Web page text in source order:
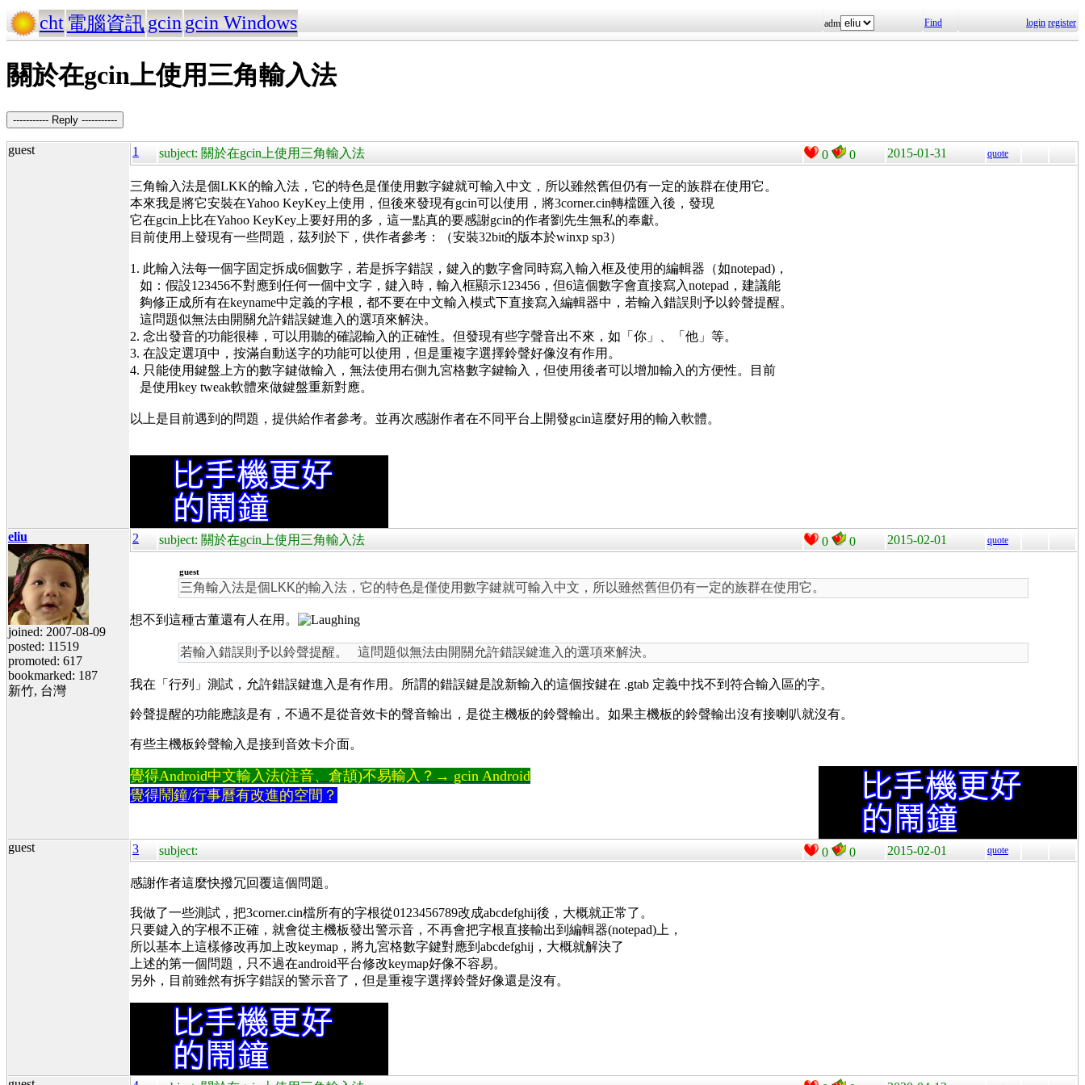
cht 電腦資訊 gcin gcin Windows adm Find login register
關於在gcin上使用三角輸入法
----------- Reply -----------
guest 1 subject: 關於在gcin上使用三角輸入法 0 0 2015-01-31 quote
三角輸入法是個LKK的輸入法，它的特色是僅使用數字鍵就可輸入中文，所以雖然舊但仍有一定的族群在使用它。
本來我是將它安裝在Yahoo KeyKey上使用，但後來發現有gcin可以使用，將3corner.cin轉檔匯入後，發現
它在gcin上比在Yahoo KeyKey上要好用的多，這一點真的要感謝gcin的作者劉先生無私的奉獻。
目前使用上發現有一些問題，茲列於下，供作者參考：（安裝32bit的版本於winxp sp3）
1. 此輸入法每一個字固定拆成6個數字，若是拆字錯誤，鍵入的數字會同時寫入輸入框及使用的編輯器（如notepad)，
如：假設123456不對應到任何一個中文字，鍵入時，輸入框顯示123456，但6這個數字會直接寫入notepad，建議能
夠修正成所有在keyname中定義的字根，都不要在中文輸入模式下直接寫入編輯器中，若輸入錯誤則予以鈴聲提醒。
這問題似無法由開關允許錯誤鍵進入的選項來解決。
2. 念出發音的功能很棒，可以用聽的確認輸入的正確性。但發現有些字聲音出不來，如「你」、「他」等。
3. 在設定選項中，按滿自動送字的功能可以使用，但是重複字選擇鈴聲好像沒有作用。
4. 只能使用鍵盤上方的數字鍵做輸入，無法使用右側九宮格數字鍵輸入，但使用後者可以增加輸入的方便性。目前
是使用key tweak軟體來做鍵盤重新對應。
以上是目前遇到的問題，提供給作者參考。並再次感謝作者在不同平台上開發gcin這麼好用的輸入軟體。
eliu
joined: 2007-08-09
posted: 11519
promoted: 617
bookmarked: 187
新竹, 台灣
2 subject: 關於在gcin上使用三角輸入法 0 0 2015-02-01 quote
guest
三角輸入法是個LKK的輸入法，它的特色是僅使用數字鍵就可輸入中文，所以雖然舊但仍有一定的族群在使用它。
想不到這種古董還有人在用。
若輸入錯誤則予以鈴聲提醒。 這問題似無法由開關允許錯誤鍵進入的選項來解決。
我在「行列」測試， 允許錯誤鍵進入是有作用。所謂的錯誤鍵是說新輸入的這個按鍵在 .gtab 定義中找不到符合輸入區的字。
鈴聲提醒的功能應該是有，不過不是從音效卡的聲音輸出，是從主機板的鈴聲輸出。如果主機板的鈴聲輸出沒有接喇叭就沒有。
有些主機板鈴聲輸入是接到音效卡介面。
覺得Android中文輸入法(注音、倉頡)不易輸入？→ gcin Android
覺得鬧鐘/行事曆有改進的空間？
guest 3 subject: 0 0 2015-02-01 quote
感謝作者這麼快撥冗回覆這個問題。
我做了一些測試，把3corner.cin檔所有的字根從0123456789改成abcdefghij後，大概就正常了。
只要鍵入的字根不正確，就會從主機板發出警示音，不再會把字根直接輸出到編輯器(notepad)上，
所以基本上這樣修改再加上改keymap，將九宮格數字鍵對應到abcdefghij，大概就解決了
上述的第一個問題，只不過在android平台修改keymap好像不容易。
另外，目前雖然有拆字錯誤的警示音了，但是重複字選擇鈴聲好像還是沒有。